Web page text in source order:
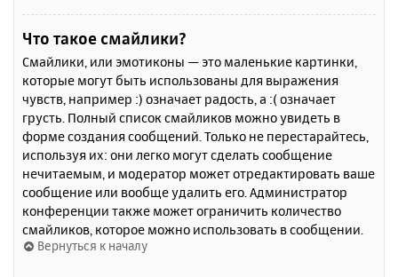
Что такое смайлики?
Смайлики, или эмотиконы — это маленькие картинки,
которые могут быть использованы для выражения
чувств, например :) означает радость, а :( означает
грусть. Полный список смайликов можно увидеть в
форме создания сообщений. Только не перестарайтесь,
используя их: они легко могут сделать сообщение
нечитаемым, и модератор может отредактировать ваше
сообщение или вообще удалить его. Администратор
конференции также может ограничить количество
смайликов, которое можно использовать в сообщении.
Вернуться к началу